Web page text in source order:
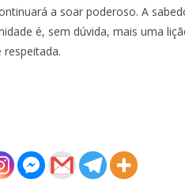
a soar poderoso. A
é, sem dúvida, mais uma